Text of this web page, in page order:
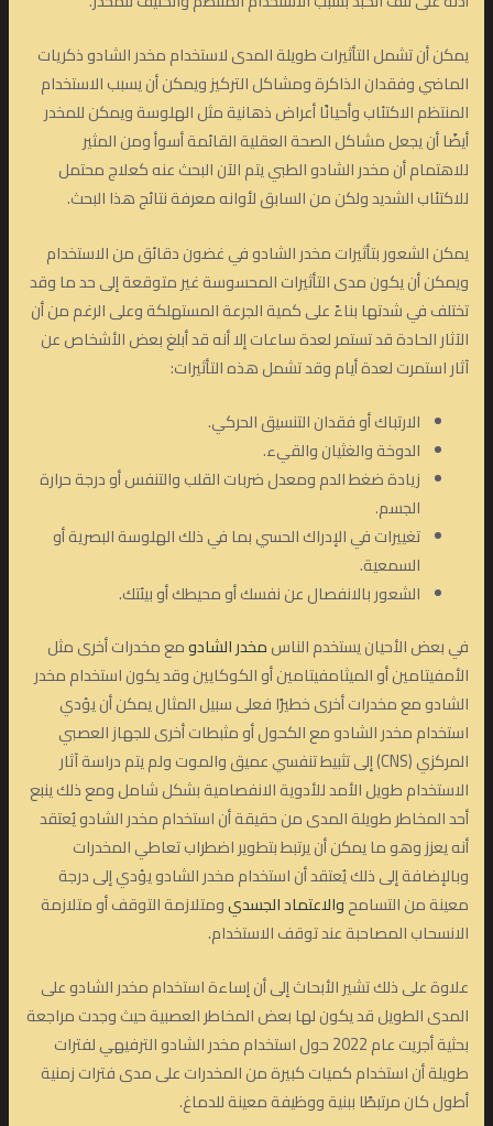
يمكن أن تشمل التأثيرات طويلة المدى لاستخدام مخدر الشادو ذكريات
الماضي وفقدان الذاكرة ومشاكل التركيز ويمكن أن يسبب الاستخدام
المنتظم الاكتئاب وأحيانًا أعراض ذهانية مثل الهلوسة ويمكن للمخدر
أيضًا أن يجعل مشاكل الصحة العقلية القائمة أسوأ ومن المثير
للاهتمام أن مخدر الشادو الطبي يتم الآن البحث عنه كعلاج محتمل
للاكتئاب الشديد ولكن من السابق لأوانه معرفة نتائج هذا البحث.
يمكن الشعور بتأثيرات مخدر الشادو في غضون دقائق من الاستخدام
ويمكن أن يكون مدى التأثيرات المحسوسة غير متوقعة إلى حد ما وقد
تختلف في شدتها بناءً على كمية الجرعة المستهلكة وعلى الرغم من أن
الآثار الحادة قد تستمر لعدة ساعات إلا أنه قد أبلغ بعض الأشخاص عن
آثار استمرت لعدة أيام وقد تشمل هذه التأثيرات:
الارتباك أو فقدان التنسيق الحركي.
الدوخة والغثيان والقيء.
زيادة ضغط الدم ومعدل ضربات القلب والتنفس أو درجة حرارة
الجسم.
تغييرات في الإدراك الحسي بما في ذلك الهلوسة البصرية أو
السمعية.
الشعور بالانفصال عن نفسك أو محيطك أو بيئتك.
في بعض الأحيان يستخدم الناسمخدر الشادومع مخدرات أخرى مثل
الأمفيتامين أو الميثامفيتامين أو الكوكايين وقد يكون استخدام مخدر
الشادو مع مخدرات أخرى خطيرًا فعلى سبيل المثال يمكن أن يؤدي
استخدام مخدر الشادو مع الكحول أو مثبطات أخرى للجهاز العصبي
المركزي (CNS) إلى تثبيط تنفسي عميق والموت ولم يتم دراسة آثار
الاستخدام طويل الأمد للأدوية الانفصامية بشكل شامل ومع ذلك ينبع
أحد المخاطر طويلة المدى من حقيقة أن استخدام مخدر الشادو يُعتقد
أنه يعزز وهو ما يمكن أن يرتبط بتطوير اضطراب تعاطي المخدرات
وبالإضافة إلى ذلك يُعتقد أن استخدام مخدر الشادو يؤدي إلى درجة
معينة من التسامحوالاعتماد الجسديومتلازمة التوقف أو متلازمة
الانسحاب المصاحبة عند توقف الاستخدام.
علاوة على ذلك تشير الأبحاث إلى أن إساءة استخدام مخدر الشادو على
المدى الطويل قد يكون لها بعض المخاطر العصبية حيث وجدت مراجعة
بحثية أجريت عام 2022 حول استخدام مخدر الشادو الترفيهي لفترات
طويلة أن استخدام كميات كبيرة من المخدرات على مدى فترات زمنية
أطول كان مرتبطًا ببنية ووظيفة معينة للدماغ.